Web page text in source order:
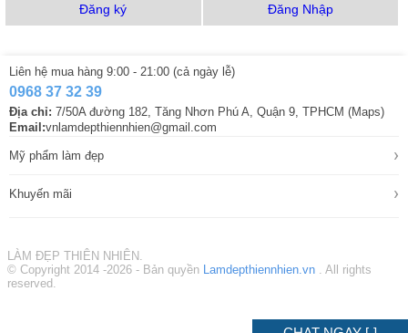
Đăng ký Đăng Nhập
Liên hệ mua hàng 9:00 - 21:00 (cả ngày lễ)
0968 37 32 39
Địa chỉ: 7/50A đường 182, Tăng Nhơn Phú A, Quận 9, TPHCM (Maps)
Email:vnlamdepthiennhien@gmail.com
Mỹ phẩm làm đẹp ›
Khuyến mãi ›
LÀM ĐẸP THIÊN NHIÊN.
© Copyright 2014 -2026 - Bản quyền
Lamdepthiennhien.vn
. All rights
reserved.